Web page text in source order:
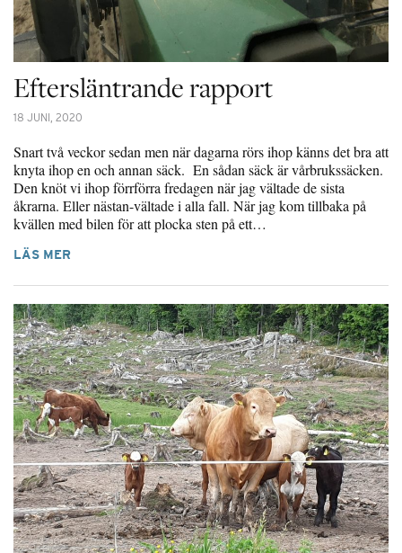
Eftersläntrande rapport
18 JUNI, 2020
Snart två veckor sedan men när dagarna rörs ihop känns det bra att
knyta ihop en och annan säck. En sådan säck är vårbrukssäcken.
Den knöt vi ihop förrförra fredagen när jag vältade de sista
åkrarna. Eller nästan-vältade i alla fall. När jag kom tillbaka på
kvällen med bilen för att plocka sten på ett…
LÄS MER